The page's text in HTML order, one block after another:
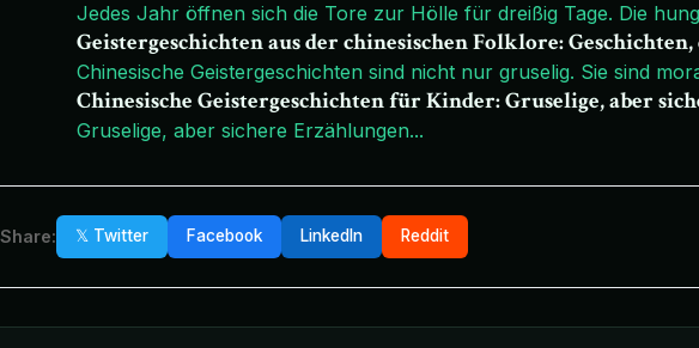
Jedes Jahr öffnen sich die Tore zur Hölle für dreißig Tage. Die
Geistergeschichten aus der chinesischen Folklore:
Chinesische Geistergeschichten sind nicht nur gruselig. Sie sind
Chinesische Geistergeschichten für Kinder: Gruselige, aber
Gruselige, aber sichere Erzählungen...
Share: 𝕏 Twitter Facebook LinkedIn Reddit